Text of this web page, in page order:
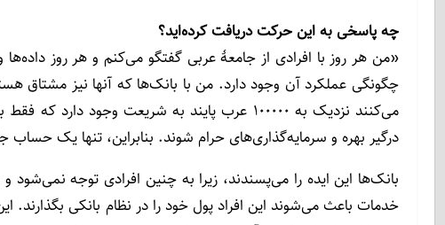
چه پاسخی به این حرکت دریافت کرده‌اید؟
«من هر روز با افرادی از جامعۀ عربی گفتگو می‌کنم و هر روز
چگونگی عملکرد آن وجود دارد. من با بانک‌ها که آنها نیز مشتاق
می‌کنند نزدیک به ۱۰۰۰۰۰ عرب پایند به شریعت
درگیر بهره و سرمایه‌گذاری‌های حرام شوند. بنابراین، تنها یک حساب
بانک‌ها این ایده را می‌پسندند، زیرا به چنین افرادی توجه نمی‌شود و
خدمات باعث می‌شوند این افراد پول خود را در نظام بانکی